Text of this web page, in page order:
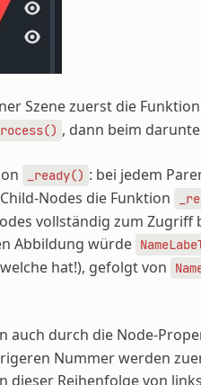
Szene zuerst die Funktion
, dann beim
_ready() : bei jedem
Nodes die Funktion
vollständig zum Zugriff
Abbildung würde
hat!), gefolgt von
auch durch die Node-
Nummer werden
dieser Reihenfolge von